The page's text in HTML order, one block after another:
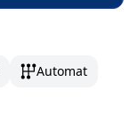
Automat